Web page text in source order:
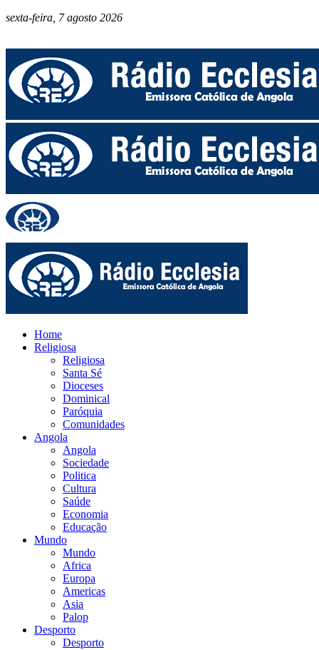
sexta-feira, 7 agosto 2026
Home
Religiosa
Religiosa
Santa Sé
Dioceses
Dominical
Paróquia
Comunidades
Angola
Angola
Sociedade
Politica
Cultura
Saúde
Economia
Educação
Mundo
Mundo
Africa
Europa
Americas
Asia
Palop
Desporto
Desporto